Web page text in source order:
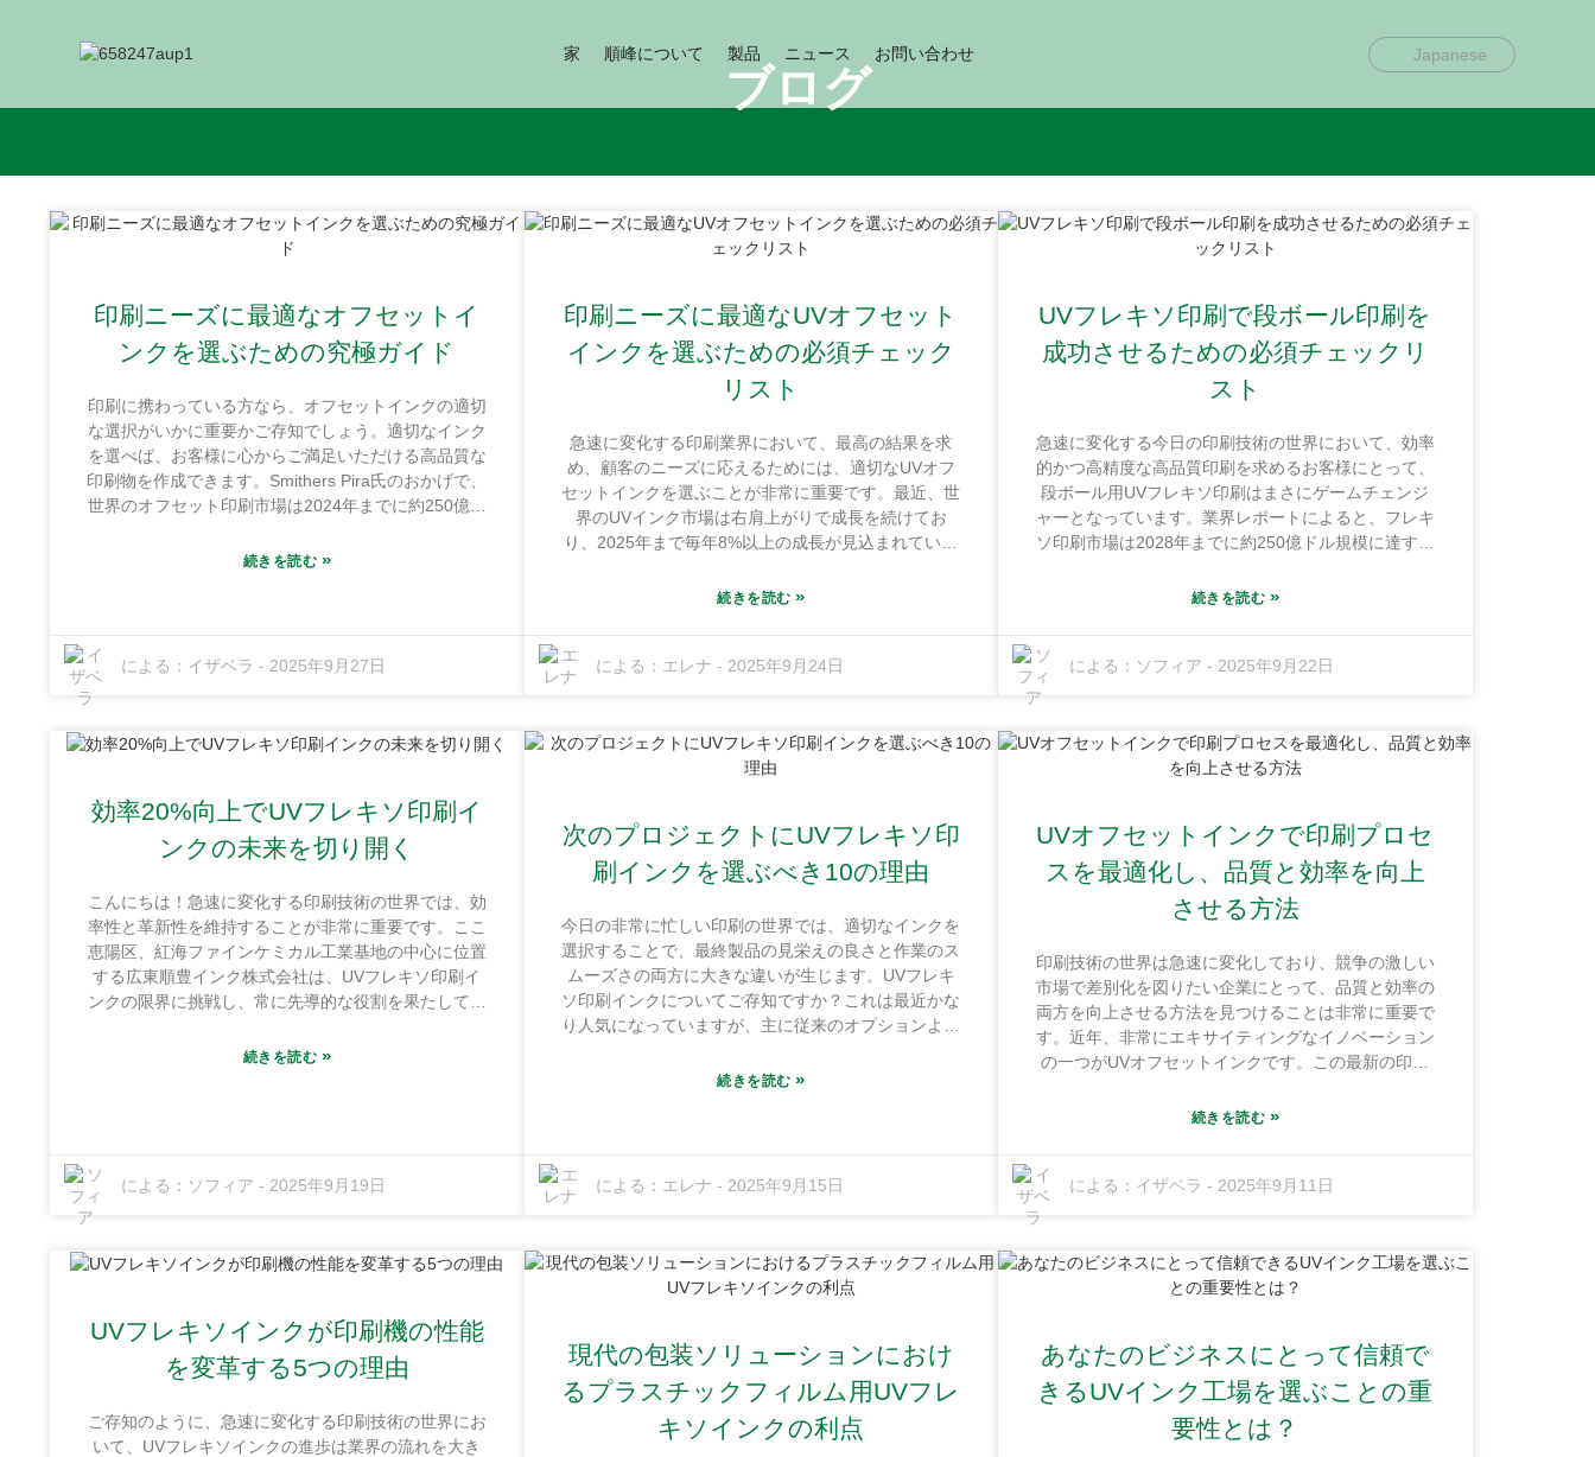
家 順峰について 製品 ニュース お問い合わせ Japanese
ブログ
印刷ニーズに最適なオフセットイ
ンクを選ぶための究極ガイド
印刷に携わっている方なら、オフセットインクの適切
な選択がいかに重要かご存知でしょう。適切なインク
を選べば、お客様に心からご満足いただける高品質な
印刷物を作成できます。Smithers Pira氏のおかげで、
世界のオフセット印刷市場は2024年までに約250億ド
で読んだことがあります。これは、オフセット印刷技
類のオフセットインクを理解することは、これまで以
上に重要になっています。そして今、この競争の激し
い業界において、Guangdong Shunfeng Ink Co., Ltd.
インケミカル工業基地にひっそりと佇む同社は、
す。まさに圧巻です！同社は、さまざまな印刷ニーズ
に応える、最高品質の革新的なオフセットインクの開
発に全力を注いでいます。プロジェクトに最適なイン
ガイドでは、インク選びのポイントを丁寧に解説し、
最高の仕上がりとクライアントの満足につながる最適
なインク選びをお手伝いします。
続きを読む »
による： イザベラ - 2025年9月27日
印刷ニーズに最適なUVオフセット
インクを選ぶための必須チェック
リスト
急速に変化する印刷業界において、最高の結果を求
め、顧客のニーズに応えるためには、適切なUVオフ
セットインクを選ぶことが非常に重要です。最近、世
界のUVインク市場は右肩上がりで成長を続けてお
り、2025年まで毎年8%以上の成長が見込まれている
良い色、より高い耐久性、そして環境への配慮を同時
れほど難しいかを十分に理解しています。恵州市の紅
て、特殊な印刷ジョブに真に優れた性能を発揮するイ
ンクを製造しています。皆様のお役に立てるよう、便
網羅しているので、プロジェクトに最適な製品に投資
していることに自信を持っていただけます。
続きを読む»
による： エレナ - 2025年9月24日
UVフレキソ印刷で段ボール印刷を
成功させるための必須チェックリ
スト
急速に変化する今日の印刷技術の世界において、効率
的かつ高精度な高品質印刷を求めるお客様にとって、
段ボール用UVフレキソ印刷はまさにゲームチェンジ
ャーとなっています。業界レポートによると、フレキ
ソ印刷市場は2028年までに約250億ドル規模に達する
です。この成長は、従来の印刷方法の限界を押し広げ
インク株式会社は、市場のニーズに応えるために最新
の印刷技術を導入し、常に一歩先を行くことの重要性
く、10,000平方メートルを超える広さを誇り、この地
域の好立地と容易な輸送手段を活かせる絶好のロケー
印刷の成功率を飛躍的に高め、作業の品質と操作のス
ムーズさの両方を向上させる主な理由について説明し
ます。
続きを読む »
による： ソフィア - 2025年9月22日
効率20%向上でUVフレキソ印刷イ
ンクの未来を切り開く
こんにちは！急速に変化する印刷技術の世界では、効
率性と革新性を維持することが非常に重要です。ここ
恵陽区、紅海ファインケミカル工業基地の中心に位置
する広東順豊インク株式会社は、UVフレキソ印刷イ
ンクの限界に挑戦し、常に先導的な役割を果たしてき
な敷地を有し、絶好の立地と容易な交通手段のおかげ
らも大きな成果です。このブログでは、これらの新し
い改善点を実装するための重要な機能、メリット、そ
のイノベーションが、あなたの印刷プロジェクトを飛
きます。
続きを読む »
による： ソフィア - 2025年9月19日
次のプロジェクトにUVフレキソ印
刷インクを選ぶべき10の理由
今日の非常に忙しい印刷の世界では、適切なインクを
選択することで、最終製品の見栄えの良さと作業のス
ムーズさの両方に大きな違いが生じます。UVフレキ
ソ印刷インクについてご存知ですか？これは最近かな
り人気になっていますが、主に従来のオプションより
レポートでは、UVフレキソ印刷は毎年約4.5％成長し
ードしていることを誇りに思っています。恵州市紅海
化学工業基地にある当社の最先端施設は、最高レベル
ーズを満たすことを目指し、優れたUVフレキソ印刷
インクを作り出すことに全力を注いでいます。次の印
インクが成果を一段向上させるのにまさに必要なもの
である可能性がある 10 の理由を確認する価値がある
かもしれません。
続きを読む»
による： エレナ - 2025年9月15日
UVオフセットインクで印刷プロセ
スを最適化し、品質と効率を向上
させる方法
印刷技術の世界は急速に変化しており、競争の激しい
市場で差別化を図りたい企業にとって、品質と効率の
両方を向上させる方法を見つけることは非常に重要で
す。近年、非常にエキサイティングなイノベーション
の一つがUVオフセットインクです。この最新の印刷
印刷工程の効率化を目指す印刷業者の間で人気を博し
適化することがいかに重要であるかを十分に理解して
います。Honghai Fine Chemical Industrial Baseの中
える敷地を有し、最高品質のインクを生産するのに最
適なスペースです。UVオフセットインクの独自の特
の記事では、印刷プロセスにUVオフセットインクを
導入することで、なぜ大きな違いが生まれ、生産性を
次のレベルに引き上げることができるのかを解説しま
す。
続きを読む »
による： イザベラ - 2025年9月11日
UVフレキソインクが印刷機の性能
を変革する5つの理由
ご存知のように、急速に変化する印刷技術の世界にお
いて、UVフレキソインクの進歩は業界の流れを大き
現代の包装ソリューションにおけ
るプラスチックフィルム用UVフレ
キソインクの利点
あなたのビジネスにとって信頼で
きるUVインク工場を選ぶことの重
要性とは？